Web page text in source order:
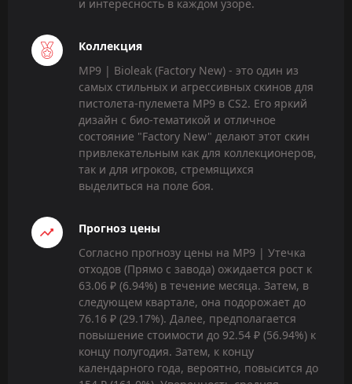
и интересность в каждом узоре.
Коллекция
MP9 | Bioleak (Factory New) - это один из
самых стильных и агрессивных скинов для
пистолета-пулемета MP9 в CS2. Его яркий
дизайн с био-тематикой и отличное
состояние "Factory New" делают этот скин
привлекательным как для коллекционеров,
так и для игроков, стремящихся
выделиться на поле боя.
Прогноз цены
Согласно прогнозу цены на MP9 | Утечка
отходов (Прямо с завода) ожидается рост к
63.06 ₽ (6.94%) в течение месяца. Затем, в
следующем квартале, она подорожает до
76.16 ₽ (29.17%). Далее, предполагается
повышение стоимости до 92.54 ₽ (56.94%) к
концу полугодия. Затем, к концу
календарного года, вероятно, повысится до